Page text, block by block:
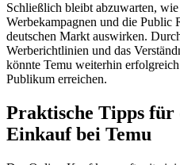
Schließlich bleibt abzuwarten,
Werbekampagnen und die Public
deutschen Markt auswirken.
Werberichtlinien und das
könnte Temu weiterhin
Publikum erreichen.
Praktische Tipps für
Einkauf bei Temu